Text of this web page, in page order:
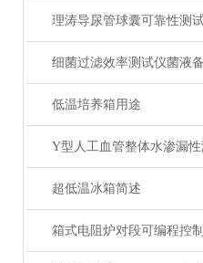
低温培养箱用途
超低温冰箱简述
箱式电阻炉对段可编程控制